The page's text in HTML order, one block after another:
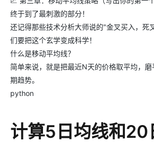
终于到了最刺激的部分！
还记得那些技术分析大师说的"金叉买入，死
们要把这个玄学变成科学！
什么是移动平均线？
简单来说，就是把最近N天的价格取平均，
期趋势。
python
计算5日均线和20